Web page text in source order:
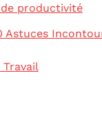
productivité
Astuces
Travail